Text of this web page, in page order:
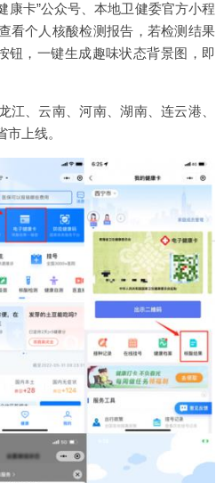
康卡”公众号、本地卫健委官方小程
看个人核酸检测报告，若检测结果
钮，一键生成趣味状态背景图，即
江、云南、河南、湖南、连云港、
上线。